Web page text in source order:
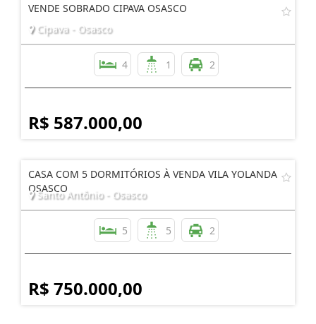
VENDE SOBRADO CIPAVA OSASCO
Cipava - Osasco
4 1 2
R$ 587.000,00
CASA COM 5 DORMITÓRIOS À VENDA VILA YOLANDA
OSASCO
Santo Antônio - Osasco
5 5 2
R$ 750.000,00